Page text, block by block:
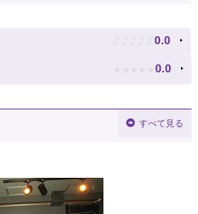
♪ ♪ ♪ ♪ ♪ 0.0
★ ★ ★ ★ ★ 0.0
すべて見る